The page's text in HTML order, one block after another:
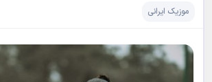
موزیک ایرانی